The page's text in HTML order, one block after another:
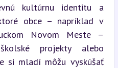
kultúrnu identitu a
obce – napríklad v
Novom Meste –
projekty alebo
si mladí môžu vyskúšať